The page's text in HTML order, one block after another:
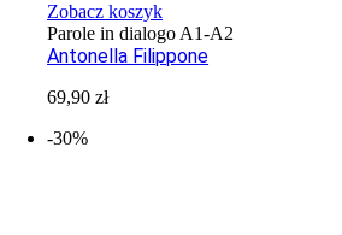
Zobacz koszyk
Parole in dialogo A1-A2
Antonella Filippone
69,90zł
-30%